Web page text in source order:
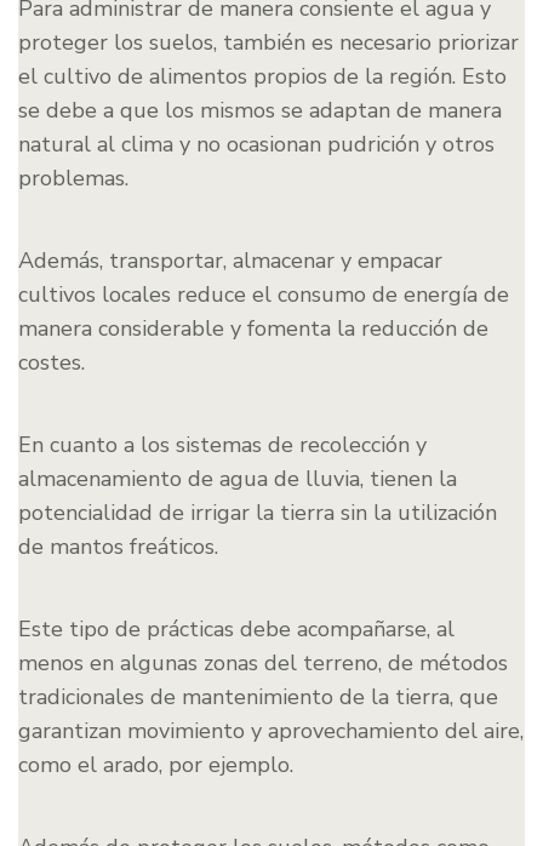
Para administrar de manera consiente el agua y
proteger los suelos, también es necesario priorizar
el cultivo de alimentos propios de la región. Esto
se debe a que los mismos se adaptan de manera
natural al clima y no ocasionan pudrición y otros
problemas.
Además, transportar, almacenar y empacar
cultivos locales reduce el consumo de energía de
manera considerable y fomenta la reducción de
costes.
En cuanto a los sistemas de recolección y
almacenamiento de agua de lluvia, tienen la
potencialidad de irrigar la tierra sin la utilización
de mantos freáticos.
Este tipo de prácticas debe acompañarse, al
menos en algunas zonas del terreno, de métodos
tradicionales de mantenimiento de la tierra, que
garantizan movimiento y aprovechamiento del aire,
como el arado, por ejemplo.